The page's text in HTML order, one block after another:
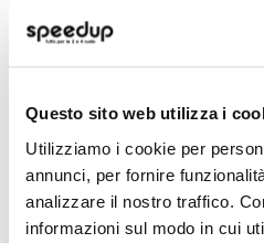
Questo sito web utilizza i
Utilizziamo i cookie per
annunci, per fornire
analizzare il nostro traffico.
informazioni sul modo in cui
5,90 €